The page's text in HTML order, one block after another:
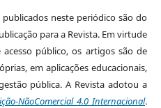
neste periódico são do
para a Revista. Em virtude
público, os artigos são de
em aplicações educacionais,
pública. A Revista adotou a
NãoComercial 4.0 Internacional.